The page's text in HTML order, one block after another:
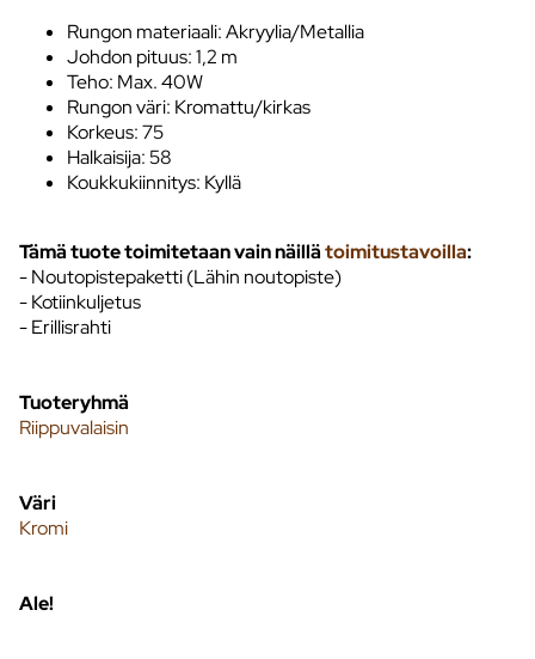
Rungon materiaali: Akryylia/Metallia
Johdon pituus: 1,2 m
Teho: Max. 40W
Rungon väri: Kromattu/kirkas
Korkeus: 75
Halkaisija: 58
Koukkukiinnitys: Kyllä
Tämä tuote toimitetaan vain näillätoimitustavoilla:
- Noutopistepaketti (Lähin noutopiste)
- Kotiinkuljetus
- Erillisrahti
Tuoteryhmä
Riippuvalaisin
Väri
Kromi
Ale!